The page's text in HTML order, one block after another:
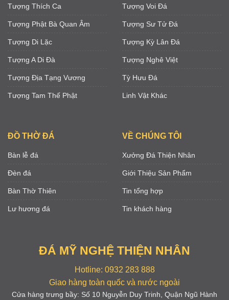
Tượng Thích Ca
Tượng Phật Bà Quan Âm
Tượng Di Lặc
Tượng A Di Đà
Tượng Địa Tạng Vương
Tượng Tam Thế Phật
Tượng Voi Đá
Tượng Sư Tử Đá
Tượng Kỳ Lân Đá
Tượng Nghê Việt
Tỳ Hưu Đá
Linh Vật Khác
ĐỒ THỜ ĐÁ
Bàn lễ đá
Đèn đá
Bàn Thờ Thiên
Lư hương đá
VỀ CHÚNG TÔI
Xưởng Đá Thiện Nhân
Giới Thiệu Sản Phẩm
Tin tổng hợp
Tin khách hàng
ĐÁ MỸ NGHỆ THIỆN NHÂN
Hotline: 0932 283 888
Giao hàng toàn quốc và nước ngoài
Cửa hàng trưng bầy: Số 10 Nguyễn Duy Trinh, Quận Ngũ Hành